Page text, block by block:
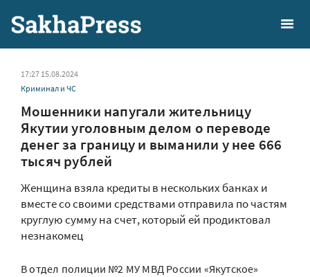
17:27 15.08.2024
Криминал и ЧС
Мошенники напугали жительницу
Якутии уголовным делом о переводе
денег за границу и выманили у нее 666
тысяч рублей
Женщина взяла кредиты в нескольких банках и
вместе со своими средствами отправила по частям
круглую сумму на счет, который ей продиктовал
незнакомец
В отдел полиции №2 МУ МВД России «Якутское»